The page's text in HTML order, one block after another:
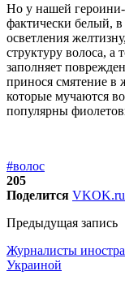
Но у нашей
фактически белый,
осветления
структуру волоса,
заполняет
принося смятение
которые мучаются
популярны
#волос
205
Поделится VKOK.ru
Предыдущая запись
Журналисты
Украиной